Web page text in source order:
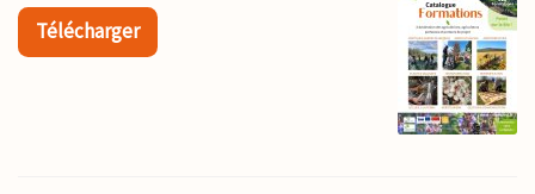
Télécharger